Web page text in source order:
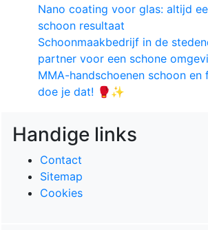
Nano coating voor glas: altijd
schoon resultaat
Schoonmaakbedrijf in de
partner voor een schone
MMA-handschoenen schoon en
doe je dat! 🥊✨
Handige links
Contact
Sitemap
Cookies